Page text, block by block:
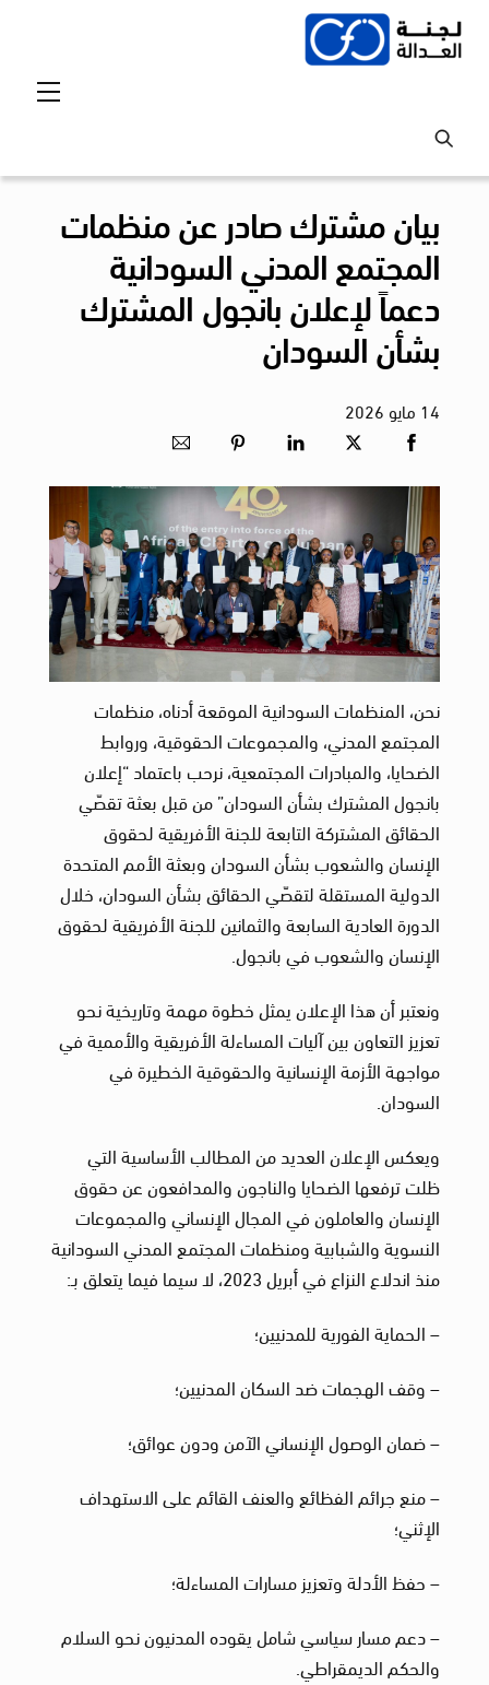
Skip
بيان مشترك صادر عن منظمات
المجتمع المدني السودانية
دعماً لإعلان بانجول المشترك
بشأن السودان
14 مايو 2026
نحن، المنظمات السودانية الموقعة أدناه، منظمات
المجتمع المدني، والمجموعات الحقوقية، وروابط
الضحايا، والمبادرات المجتمعية، نرحب باعتماد “إعلان
بانجول المشترك بشأن السودان” من قبل بعثة تقصّي
الحقائق المشتركة التابعة للجنة الأفريقية لحقوق
الإنسان والشعوب بشأن السودان وبعثة الأمم المتحدة
الدولية المستقلة لتقصّي الحقائق بشأن السودان، خلال
الدورة العادية السابعة والثمانين للجنة الأفريقية لحقوق
الإنسان والشعوب في بانجول.
ونعتبر أن هذا الإعلان يمثل خطوة مهمة وتاريخية نحو
تعزيز التعاون بين آليات المساءلة الأفريقية والأممية في
مواجهة الأزمة الإنسانية والحقوقية الخطيرة في
السودان.
ويعكس الإعلان العديد من المطالب الأساسية التي
ظلت ترفعها الضحايا والناجون والمدافعون عن حقوق
الإنسان والعاملون في المجال الإنساني والمجموعات
النسوية والشبابية ومنظمات المجتمع المدني السودانية
منذ اندلاع النزاع في أبريل 2023، لا سيما فيما يتعلق بـ:
– الحماية الفورية للمدنيين؛
– وقف الهجمات ضد السكان المدنيين؛
– ضمان الوصول الإنساني الآمن ودون عوائق؛
– منع جرائم الفظائع والعنف القائم على الاستهداف
الإثني؛
– حفظ الأدلة وتعزيز مسارات المساءلة؛
– دعم مسار سياسي شامل يقوده المدنيون نحو السلام
والحكم الديمقراطي.